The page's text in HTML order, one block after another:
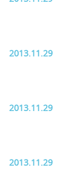
2013.11.29
2013.11.29
2013.11.29